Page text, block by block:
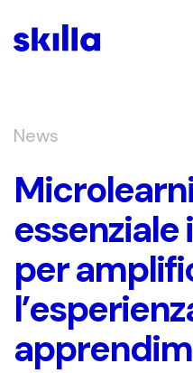
News
per